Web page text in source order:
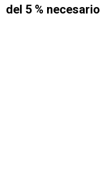
del 5 % necesario